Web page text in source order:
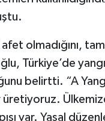
afet olmadığını,
Türkiye’de
belirtti. “A
var. Yasal